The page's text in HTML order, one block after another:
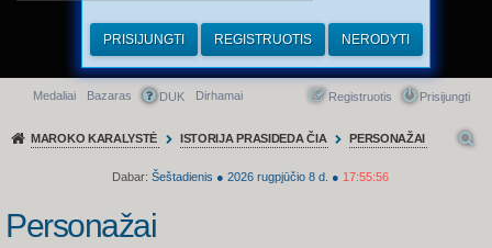
Greitasis meniu
Medaliai Bazaras DUK Dirhamai Prisijungti
Registruotis
MAROKO KARALYSTĖ ISTORIJA PRASIDEDA ČIA PERSONAŽAI
Dabar: Šeštadienis ● 2026 rugpjūčio 8 d. ● 17:55:57
PRISIJUNGTI REGISTRUOTIS NERODYTI
Personažai